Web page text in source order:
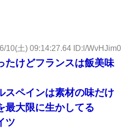
10(土) 09:14:27.64 ID:l/WvHJim0
たけどフランスは飯美味
スペインは素材の味だけ
最大限に生かしてる
ツ